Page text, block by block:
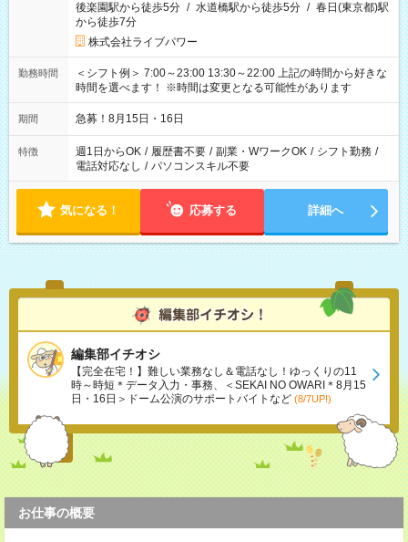
後楽園駅から徒歩5分 / 水道橋駅から徒歩5分 / 春日(東京都)駅
から徒歩7分
株式会社ライブパワー
勤務時間
＜シフト例＞ 7:00～23:00 13:30～22:00 上記の時間から好きな
時間を選べます！ ※時間は変更となる可能性があります
期間 急募！8月15日・16日
特徴 週1日からOK / 履歴書不要 / 副業・WワークOK / シフト勤務 /
電話対応なし / パソコンスキル不要
気になる！ 応募する 詳細へ
編集部イチオシ
【完全在宅！】難しい業務なし＆電話なし！ゆっくりの11
時～時短＊データ入力・事務、＜SEKAI NO OWARI＊8月15
日・16日＞ドーム公演のサポートバイトなど (8/7UP!)
お仕事の概要